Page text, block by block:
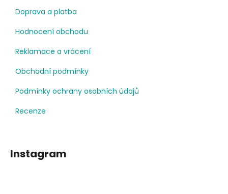
Doprava a platba
Hodnocení obchodu
Reklamace a vrácení
Obchodní podmínky
Podmínky ochrany osobních údajů
Recenze
Instagram